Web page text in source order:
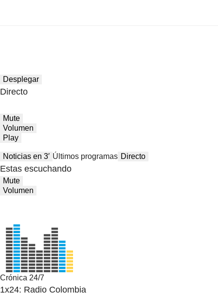
Desplegar
Directo
Mute
Volumen
Play
Noticias en 3′ Últimos programas Directo
Estas escuchando
Mute
Volumen
Crónica 24/7
1x24: Radio Colombia